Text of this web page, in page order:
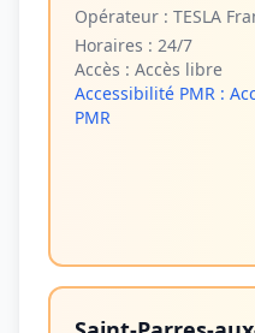
Opérateur : TESLA
Horaires : 24/7
Accès : Accès libre
Accessibilité PMR :
PMR